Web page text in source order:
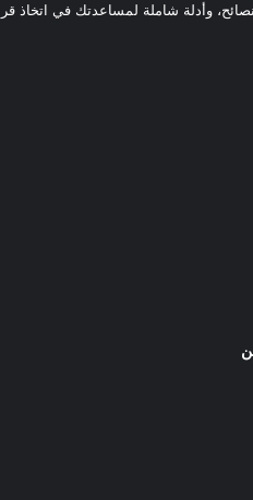
وأدلة شاملة لمساعدتك في اتخاذ